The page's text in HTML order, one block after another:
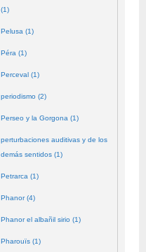
(1)
Pelusa (1)
Péra (1)
Perceval (1)
periodismo (2)
Perseo y la Gorgona (1)
perturbaciones auditivas y de los
demás sentidos (1)
Petrarca (1)
Phanor (4)
Phanor el albañil sirio (1)
Pharouïs (1)